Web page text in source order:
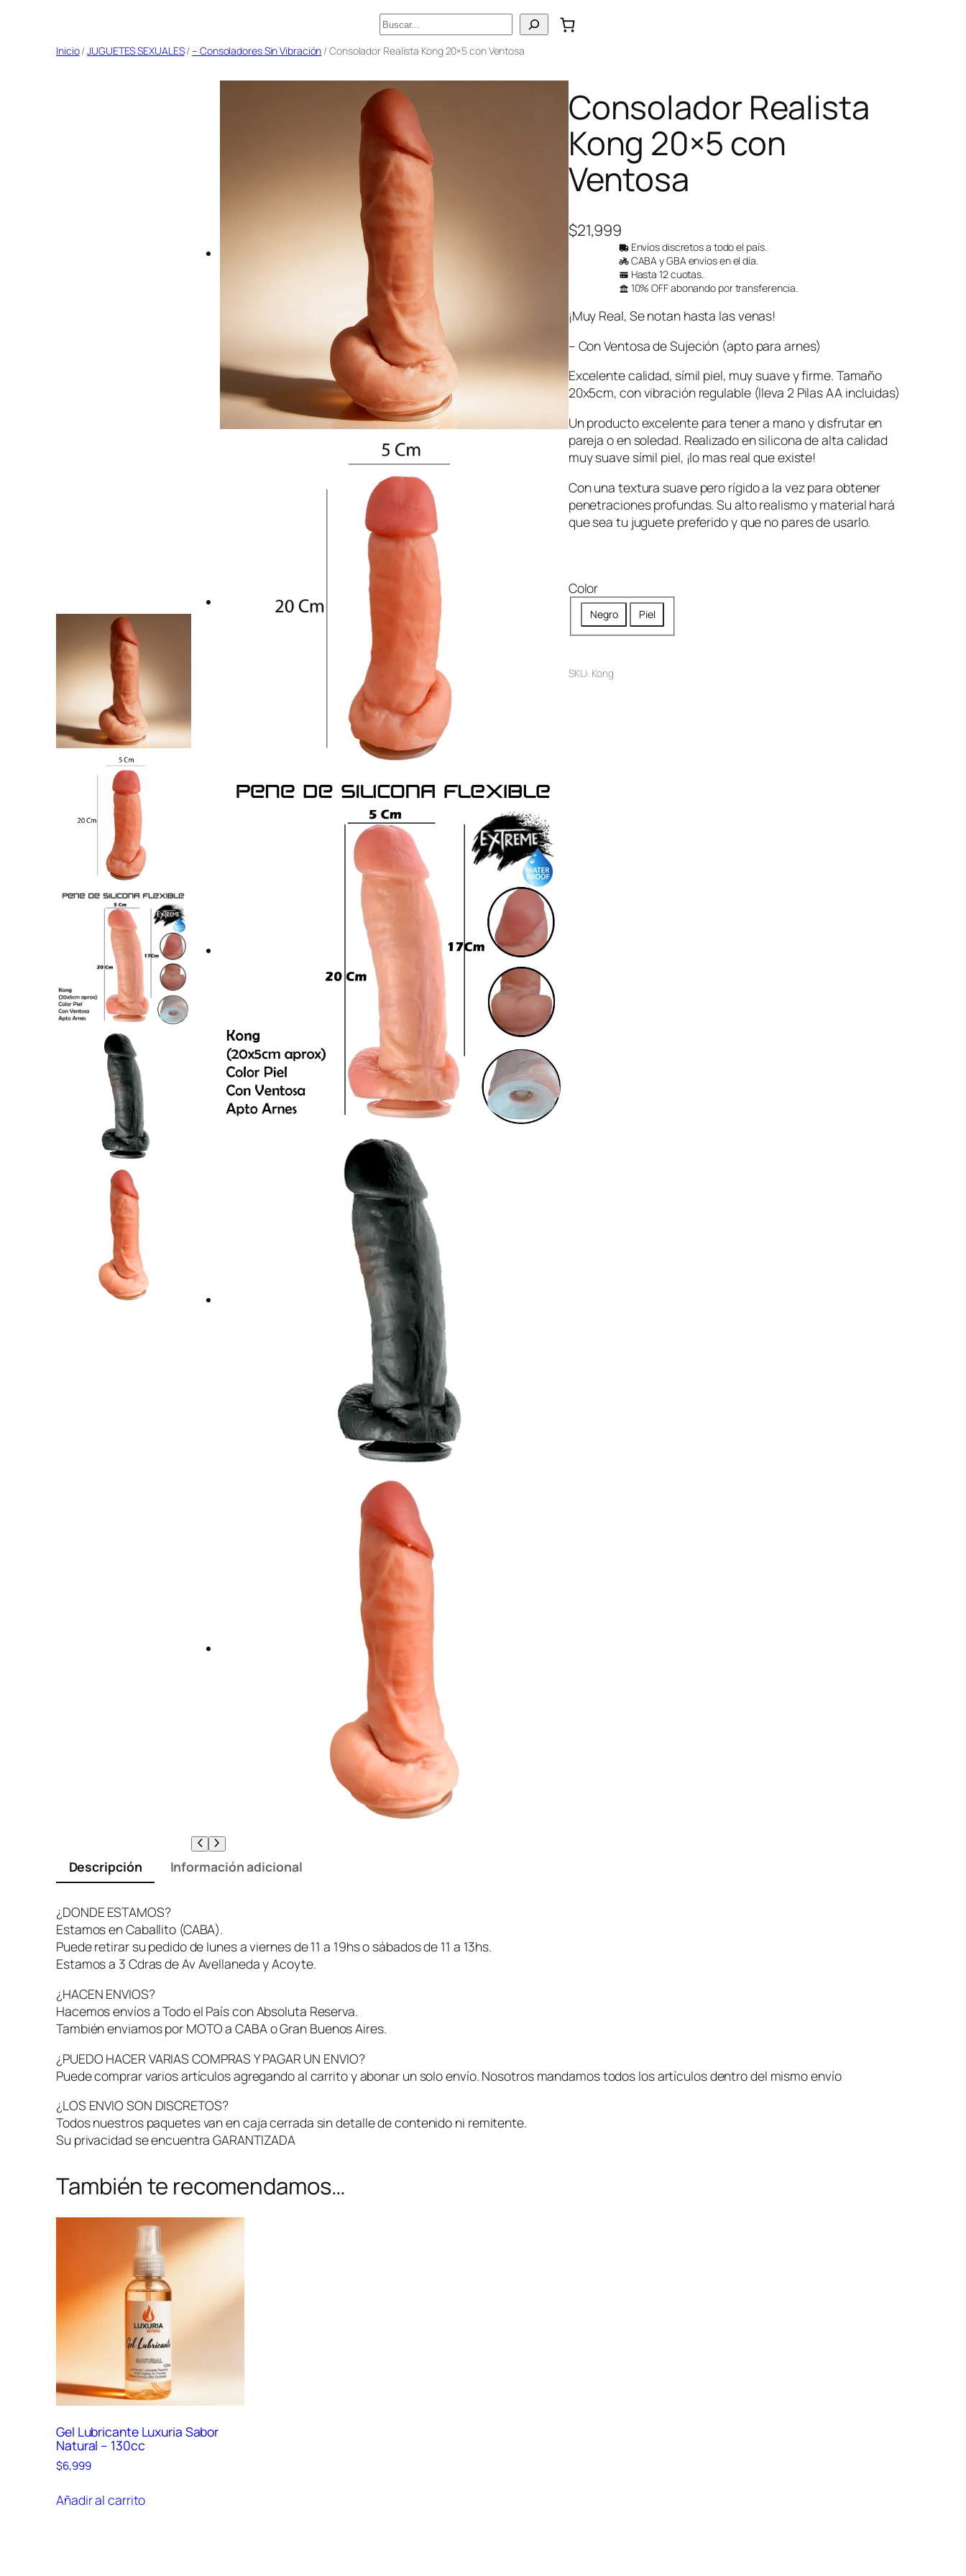
contenido
Buscar
Inicio/JUGUETES SEXUALES/– Consoladores Sin Vibración / Consolador Realista Kong 20×5 con Ventosa
Consolador Realista
Kong 20×5 con
Ventosa
$21,999
Envíos discretos a todo el país.
CABA y GBA envíos en el día.
Hasta 12 cuotas.
10% OFF abonando por transferencia.
¡Muy Real, Se notan hasta las venas!
– Con Ventosa de Sujeción (apto para arnes)
Excelente calidad, símil piel, muy suave y firme. Tamaño
20x5cm, con vibración regulable (lleva 2 Pilas AA incluidas)
Un producto excelente para tener a mano y disfrutar en
pareja o en soledad. Realizado en silicona de alta calidad
muy suave símil piel, ¡lo mas real que existe!
Con una textura suave pero rígido a la vez para obtener
penetraciones profundas. Su alto realismo y material hará
que sea tu juguete preferido y que no pares de usarlo.
Color
Negro Piel
SKU: Kong
Descripción Información adicional
¿DONDE ESTAMOS?
Estamos en Caballito (CABA).
Puede retirar su pedido de lunes a viernes de 11 a 19hs o sábados de 11 a 13hs.
Estamos a 3 Cdras de Av Avellaneda y Acoyte.
¿HACEN ENVIOS?
Hacemos envíos a Todo el País con Absoluta Reserva.
También enviamos por MOTO a CABA o Gran Buenos Aires.
¿PUEDO HACER VARIAS COMPRAS Y PAGAR UN ENVIO?
Puede comprar varios artículos agregando al carrito y abonar un solo envío. Nosotros mandamos todos los artículos dentro del mismo envío
¿LOS ENVIO SON DISCRETOS?
Todos nuestros paquetes van en caja cerrada sin detalle de contenido ni remitente.
Su privacidad se encuentra GARANTIZADA
También te recomendamos…
Gel Lubricante Luxuria Sabor
Natural – 130cc
$6,999
Añadir al carrito